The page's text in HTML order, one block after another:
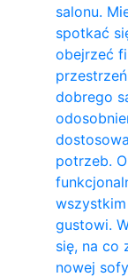
salonu.
spotkać
obejrzeć
dobrego
potrzeb.
gustowi.
się, na co
nowej